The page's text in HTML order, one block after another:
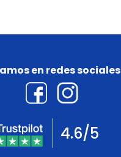
en redes sociales
4.6/5